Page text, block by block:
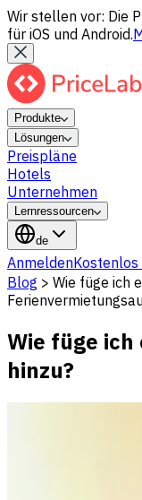
Wir stellen vor: Die
für iOS und Android.
Produkte
Lösungen
Preispläne
Hotels
Unternehmen
Lernressourcen
de
Anmelden
Blog > Wie füge ich
Wie füge
hinzu?